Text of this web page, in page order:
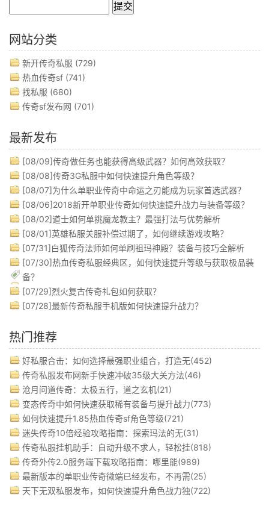
网站分类
新开传奇私服 (729)
热血传奇sf (741)
找私服 (680)
传奇sf发布网 (701)
最新发布
[08/09]传奇做任务也能获得高级武器？如何高效获取？
[08/08]传奇3G私服中如何快速提升角色等级？
[08/07]为什么单职业传奇中命运之刃能成为玩家首选武器？
[08/06]2018新开单职业传奇如何快速提升战力与装备等级？
[08/02]道士如何单挑魔龙教主？最强打法与优势解析
[08/01]英雄私服关服补偿过期了，如何继续游戏攻略？
[07/31]白狐传奇法师如何单刷祖玛神殿？装备与技巧全解析
[07/30]热血传奇私服经典区，如何快速提升等级与获取极品装
备？
[07/29]烈火复古传奇礼包如何获取？
[07/28]最新传奇私服手机版如何快速提升战力？
热门推荐
好私服合击：如何选择最强职业组合，打造无(452)
传奇私服发布网新手快速冲破35级大关方法(46)
沧月问道传奇：太极五行，道之玄机(21)
变态传奇中如何快速获取稀有装备与提升战力(773)
如何快速提升1.85热血传奇sf角色等级(721)
迷失传奇10倍经验攻略指南：探索玛法的无(31)
传奇私服挂机助手：自动升级不求人，轻松挂(818)
传奇外传2.0服务端下载攻略指南：哪里能(989)
最新版本的单职业传奇微端已经发布，不再需(25)
天下无双私服发布，如何快速提升角色战力独(722)